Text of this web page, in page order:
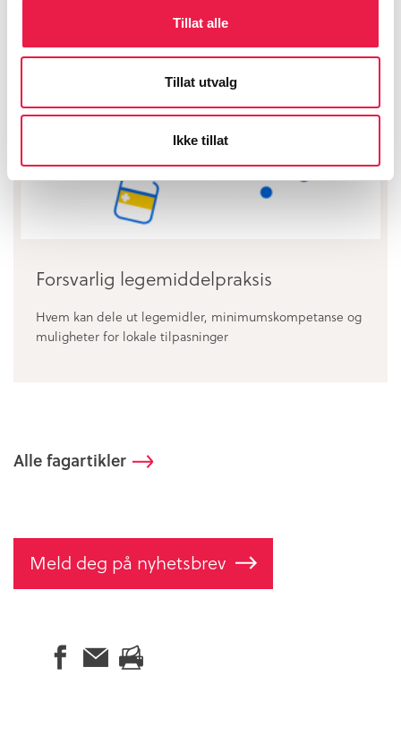
Tillat alle
Tillat utvalg
Ikke tillat
Forsvarlig legemiddelpraksis
Hvem kan dele ut legemidler, minimumskompetanse og
muligheter for lokale tilpasninger
Alle fagartikler
Meld deg på nyhetsbrev